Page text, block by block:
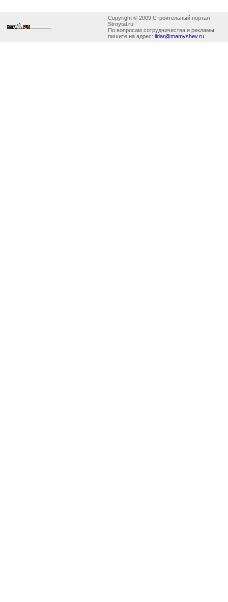
Copyright © 2009 Строительный портал
Stroytal.ru
По вопросам сотрудничества и рекламы
пишите на адрес: ildar@mamyshev.ru